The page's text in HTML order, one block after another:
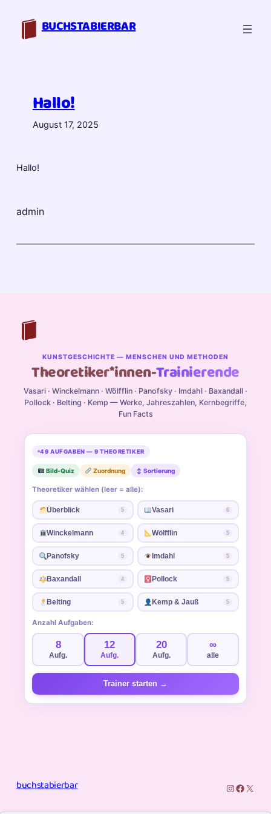
Inhalt
springen BUCHSTABIERBAR
Hallo!
August 17, 2025
Hallo!
admin
KUNSTGESCHICHTE — MENSCHEN UND METHODEN
Theoretiker*innen-Trainierende
Vasari · Winckelmann · Wölfflin · Panofsky · Imdahl · Baxandall ·
Pollock · Belting · Kemp — Werke, Jahreszahlen, Kernbegriffe,
Fun Facts
49 AUFGABEN — 9 THEORETIKER
Bild-Quiz Zuordnung ↕ Sortierung
Theoretiker wählen (leer = alle):
Überblick 5 Vasari 6
Winckelmann 4 Wölfflin 5
Panofsky 5 Imdahl 5
Baxandall 4 Pollock 5
Belting 5 Kemp & Jauß 5
Anzahl Aufgaben:
8
Aufg.
12
Aufg.
20
Aufg.
∞
alle
Trainer starten →
buchstabierbar Instagram
X